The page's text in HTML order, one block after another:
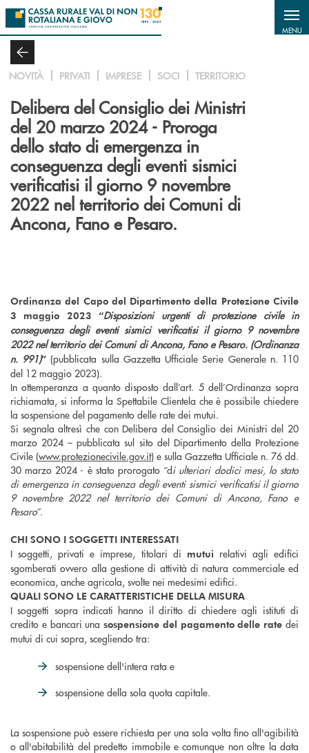
Salta al contenuto principale
MENU
NOVITÀ PRIVATI IMPRESE SOCI TERRITORIO
Delibera del Consiglio dei Ministri
del 20 marzo 2024 - Proroga
dello stato di emergenza in
conseguenza degli eventi sismici
verificatisi il giorno 9 novembre
2022 nel territorio dei Comuni di
Ancona, Fano e Pesaro.
Ordinanza del Capo del Dipartimento della Protezione Civile
3 maggio 2023 “Disposizioni urgenti di protezione civile in
conseguenza degli eventi sismici verificatisi il giorno 9 novembre
2022 nel territorio dei Comuni di Ancona, Fano e Pesaro. (Ordinanza
n. 991)”(pubblicata sulla Gazzetta Ufficiale Serie Generale n. 110
del 12 maggio 2023).
In ottemperanza a quanto disposto dall’art. 5 dell’Ordinanza sopra
richiamata, si informa la Spettabile Clientela che è possibile chiedere
la sospensione del pagamento delle rate dei mutui.
Si segnala altresì che con Delibera del Consiglio dei Ministri del 20
marzo 2024 – pubblicata sul sito del Dipartimento della Protezione
Civile (www.protezionecivile.gov.it) e sulla Gazzetta Ufficiale n. 76 dd.
30 marzo 2024 - è stato prorogato “di ulteriori dodici mesi, lo stato
di emergenza in conseguenza degli eventi sismici verificatisi il giorno
9 novembre 2022 nel territorio dei Comuni di Ancona, Fano e
Pesaro”.
CHI SONO I SOGGETTI INTERESSATI
I soggetti, privati e imprese, titolari di mutui relativi agli edifici
sgomberati ovvero alla gestione di attività di natura commerciale ed
economica, anche agricola, svolte nei medesimi edifici.
QUALI SONO LE CARATTERISTICHE DELLA MISURA
I soggetti sopra indicati hanno il diritto di chiedere agli istituti di
credito e bancari unasospensione del pagamento delle rate dei
mutui di cui sopra, scegliendo tra:
sospensione dell'intera rata e
sospensione della sola quota capitale.
La sospensione può essere richiesta per una sola volta fino all'agibilità
o all'abitabilità del predetto immobile e comunque non oltre la data